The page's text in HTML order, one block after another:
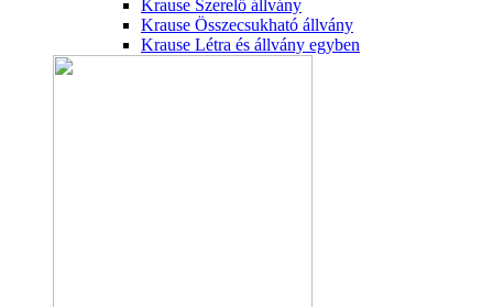
Krause Szerelő állvány
Krause Összecsukható állvány
Krause Létra és állvány egyben